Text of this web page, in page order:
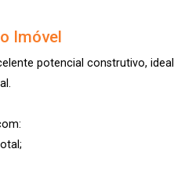
Imóvel
potencial construtivo,